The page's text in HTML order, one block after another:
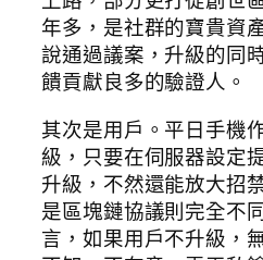
年多，是社群的寶貴資
說通過議案，升級的同
饋貢獻良多的驗證人。
其次是用戶。平日手機
級，只要在伺服器設定
升級，不然還能放大招
是區塊鏈協議則完全不
言，如果用戶不升級，